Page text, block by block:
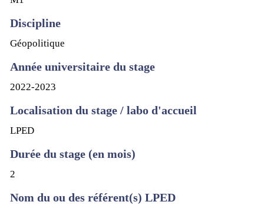
Discipline
Géopolitique
Année universitaire du stage
2022-2023
Localisation du stage / labo d'accueil
LPED
Durée du stage (en mois)
2
Nom du ou des référent(s) LPED